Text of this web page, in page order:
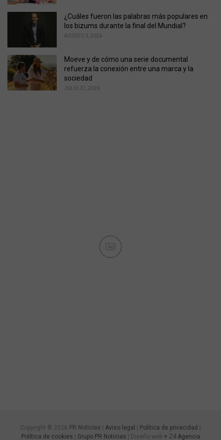
¿Cuáles fueron las palabras más populares en
los bizums durante la final del Mundial?
AGOSTO 3, 2026
Moeve y de cómo una serie documental
refuerza la conexión entre una marca y la
sociedad
JULIO 31, 2026
Ad
Copyright © 2026 PR Noticias Aviso legal Política de privacidad
Política de cookies
Grupo PR Noticias | Diseño web ♥ Z4 Agencia